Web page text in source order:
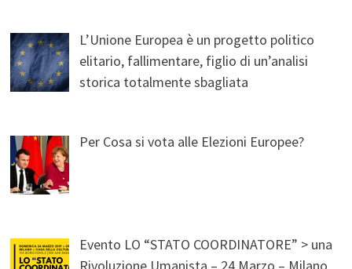
L’Unione Europea è un progetto politico
elitario, fallimentare, figlio di un’analisi
storica totalmente sbagliata
Per Cosa si vota alle Elezioni Europee?
Evento LO “STATO COORDINATORE” > una